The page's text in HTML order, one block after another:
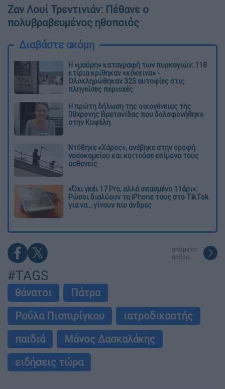
Ζαν Λουί Τρεντινιάν: Πέθανε ο
πολυβραβευμένος ηθοποιός
Διαβάστε ακόμη
Η «μαύρη» καταγραφή των πυρκαγιών: 118
κτίρια κρίθηκαν «κόκκινα» -
Ολοκληρώθηκαν 325 αυτοψίες στις
πληγείσες περιοχές
Η πρώτη δήλωση της οικογένειας της
38χρονης Βρετανίδας που δολοφονήθηκε
στην Κυψέλη
Ντύθηκε «Χάρος», ανέβηκε στην οροφή
νοσοκομείου και κοιτούσε επίμονα τους
ασθενείς
«Όχι γκέι 17 Pro, αλλά σπασμένο 11άρι»:
Ρώσοι διαλύουν τα iPhone τους στο TikTok
για να... γίνουν πιο άνδρες
επόμενο
άρθρο
#TAGS
θάνατοι
Πάτρα
Ρούλα Πισπιρίγκου
ιατροδικαστής
παιδιά
Μάνος Δασκαλάκης
ειδήσεις τώρα